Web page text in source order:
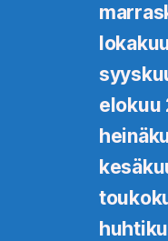
elokuu